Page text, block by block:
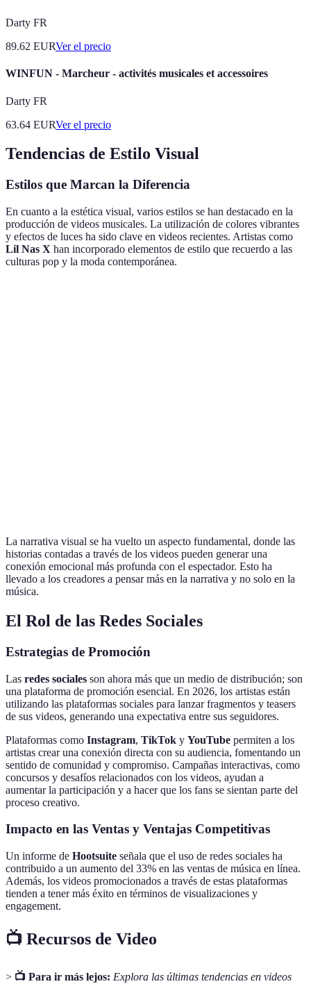
Darty FR
89.62 EURVer el precio
WINFUN - Marcheur - activités musicales et accessoires
Darty FR
63.64 EURVer el precio
Tendencias de Estilo Visual
Estilos que Marcan la Diferencia
En cuanto a la estética visual, varios estilos se han destacado en la
producción de videos musicales. La utilización de colores vibrantes
y efectos de luces ha sido clave en videos recientes. Artistas como
Lil Nas X han incorporado elementos de estilo que recuerdo a las
culturas pop y la moda contemporánea.
La narrativa visual se ha vuelto un aspecto fundamental, donde las
historias contadas a través de los videos pueden generar una
conexión emocional más profunda con el espectador. Esto ha
llevado a los creadores a pensar más en la narrativa y no solo en la
música.
El Rol de las Redes Sociales
Estrategias de Promoción
Las redes sociales son ahora más que un medio de distribución; son
una plataforma de promoción esencial. En 2026, los artistas están
utilizando las plataformas sociales para lanzar fragmentos y teasers
de sus videos, generando una expectativa entre sus seguidores.
Plataformas como Instagram, TikTok y YouTube permiten a los
artistas crear una conexión directa con su audiencia, fomentando un
sentido de comunidad y compromiso. Campañas interactivas, como
concursos y desafíos relacionados con los videos, ayudan a
aumentar la participación y a hacer que los fans se sientan parte del
proceso creativo.
Impacto en las Ventas y Ventajas Competitivas
Un informe de Hootsuite señala que el uso de redes sociales ha
contribuido a un aumento del 33% en las ventas de música en línea.
Además, los videos promocionados a través de estas plataformas
tienden a tener más éxito en términos de visualizaciones y
engagement.
📺 Recursos de Video
> 📺 Para ir más lejos: Explora las últimas tendencias en videos